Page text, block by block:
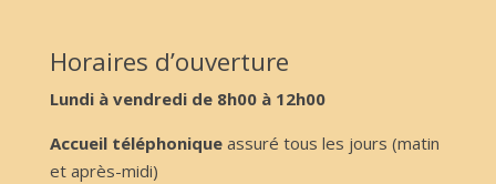
Horaires d’ouverture
Lundi à vendredi de 8h00 à 12h00
Accueil téléphoniqueassuré tous les jours (matin
et après-midi)